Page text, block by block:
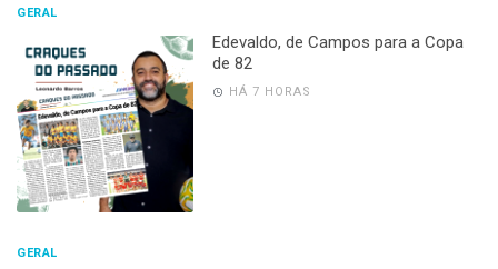
GERAL
Edevaldo, de Campos para a Copa
de 82
HÁ 7 HORAS
GERAL